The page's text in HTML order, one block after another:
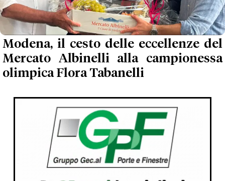
Modena, il cesto delle eccellenze del
Mercato Albinelli alla campionessa
olimpica Flora Tabanelli